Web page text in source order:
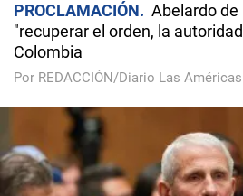
PROCLAMACIÓN
Abelardo de
"recuperar el orden, la
Colombia
Por REDACCIÓN/Diario Las Américas